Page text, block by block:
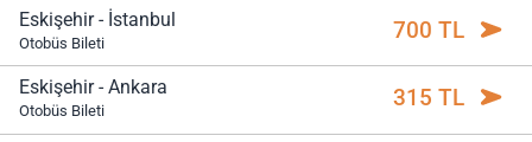
Eskişehir - İstanbul
Otobüs Bileti 700 TL
Eskişehir - Ankara
Otobüs Bileti 315 TL